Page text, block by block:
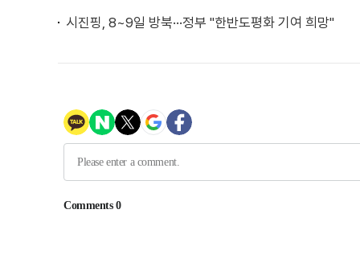
시진핑, 8~9일 방북···정부 "한반도평화 기여 희망"